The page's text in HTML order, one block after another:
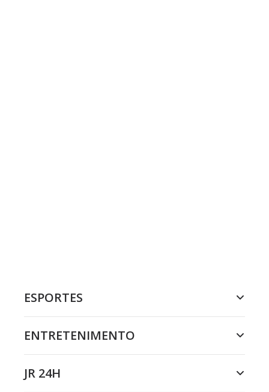
ESPORTES
ENTRETENIMENTO
JR 24H